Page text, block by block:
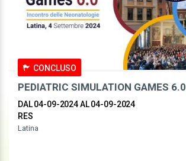
CONCLUSO
PEDIATRIC SIMULATION GAMES 6.0
DAL 04-09-2024AL 04-09-2024
RES
Latina